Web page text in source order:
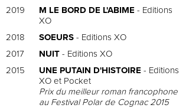
2019
M LE BORD DE L'ABIME - Editions
XO
2018
SOEURS - Editions XO
2017
NUIT - Editions XO
2015
UNE PUTAIN D'HISTOIRE - Editions
XO et Pocket
Prix du meilleur roman francophone
au Festival Polar de Cognac 2015